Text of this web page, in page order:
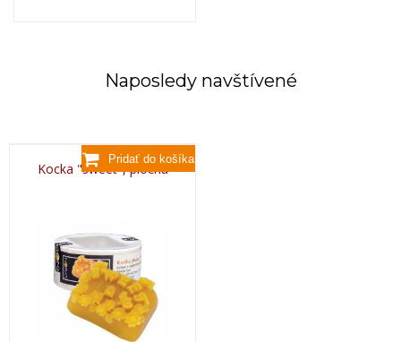
Naposledy navštívené
Kocka "sweet", plochá